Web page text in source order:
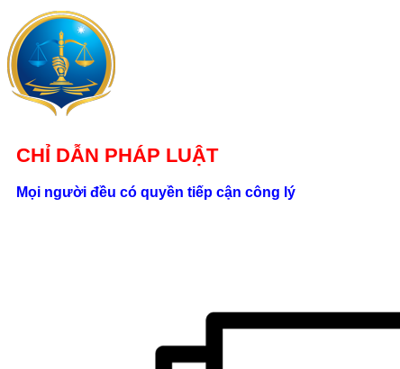
CHỈ DẪN PHÁP LUẬT
Mọi người đều có quyền tiếp cận công lý
Hỏi - đáp
Trao đổi
Tin tức
Liên hệ
Số 24/2B